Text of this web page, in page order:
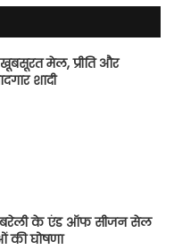
मेल, प्रीति और
शादी
बरेली के एंड ऑफ सीजन सेल
की घोषणा